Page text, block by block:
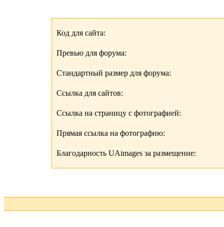
Код для сайта:
Превью для форума:
Стандартный размер для форума:
Ссылка для сайтов:
Ссылка на страницу с фотографией:
Прямая ссылка на фотографию:
Благодарность UAimages за размещение: